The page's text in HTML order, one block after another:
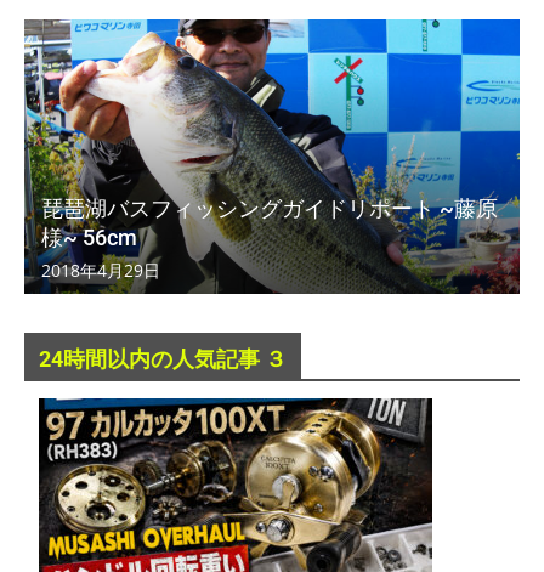
琵琶湖バスフィッシングガイドリポート ~藤原
様~ 56cm
2018年4月29日
24時間以内の人気記事 ３